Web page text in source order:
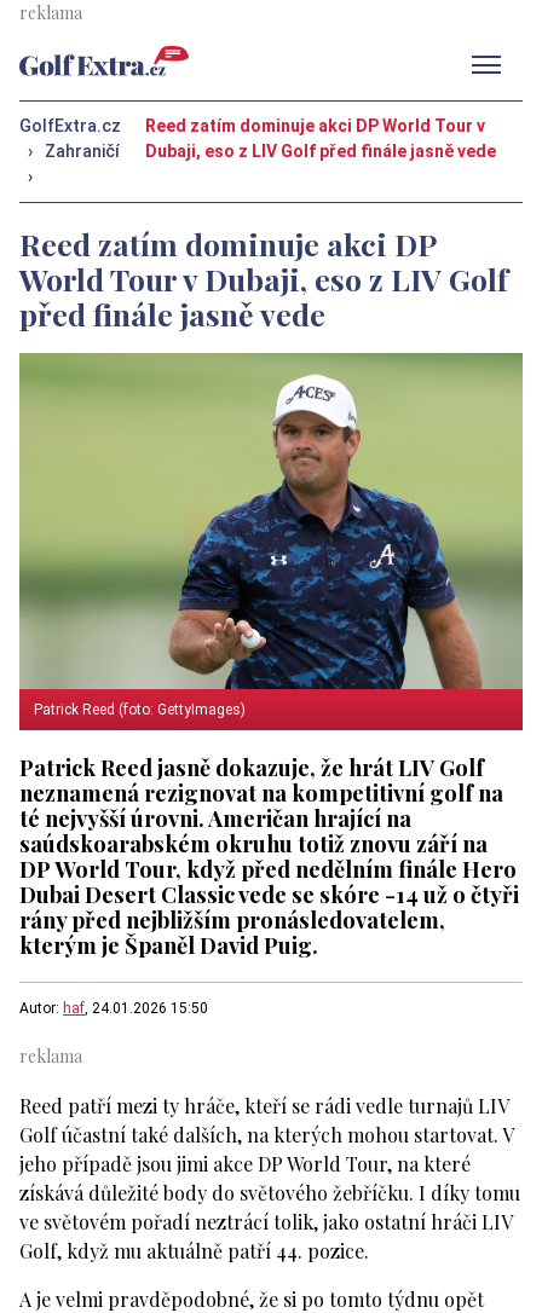
GolfExtra.cz
›
Zahraničí
›
Reed zatím dominuje akci DP World Tour v
Dubaji, eso z LIV Golf před finále jasně vede
Reed zatím dominuje akci DP
World Tour v Dubaji, eso z LIV Golf
před finále jasně vede
Patrick Reed (foto: GettyImages)
Patrick Reed jasně dokazuje, že hrát LIV Golf
neznamená rezignovat na kompetitivní golf na
té nejvyšší úrovni. Američan hrající na
saúdskoarabském okruhu totiž znovu září na
DP World Tour, když před nedělním finále Hero
Dubai Desert Classic vede se skóre -14 už o čtyři
rány před nejbližším pronásledovatelem,
kterým je Španěl David Puig.
Autor: haf , 24.01.2026 15:50
Reed patří mezi ty hráče, kteří se rádi vedle turnajů LIV
Golf účastní také dalších, na kterých mohou startovat. V
jeho případě jsou jimi akce DP World Tour, na které
získává důležité body do světového žebříčku. I díky tomu
ve světovém pořadí neztrácí tolik, jako ostatní hráči LIV
Golf, když mu aktuálně patří 44. pozice.
A je velmi pravděpodobné, že si po tomto týdnu opět